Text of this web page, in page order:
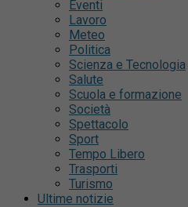
Eventi
Lavoro
Meteo
Politica
Scienza e Tecnologia
Salute
Scuola e formazione
Società
Spettacolo
Sport
Tempo Libero
Trasporti
Turismo
Ultime notizie